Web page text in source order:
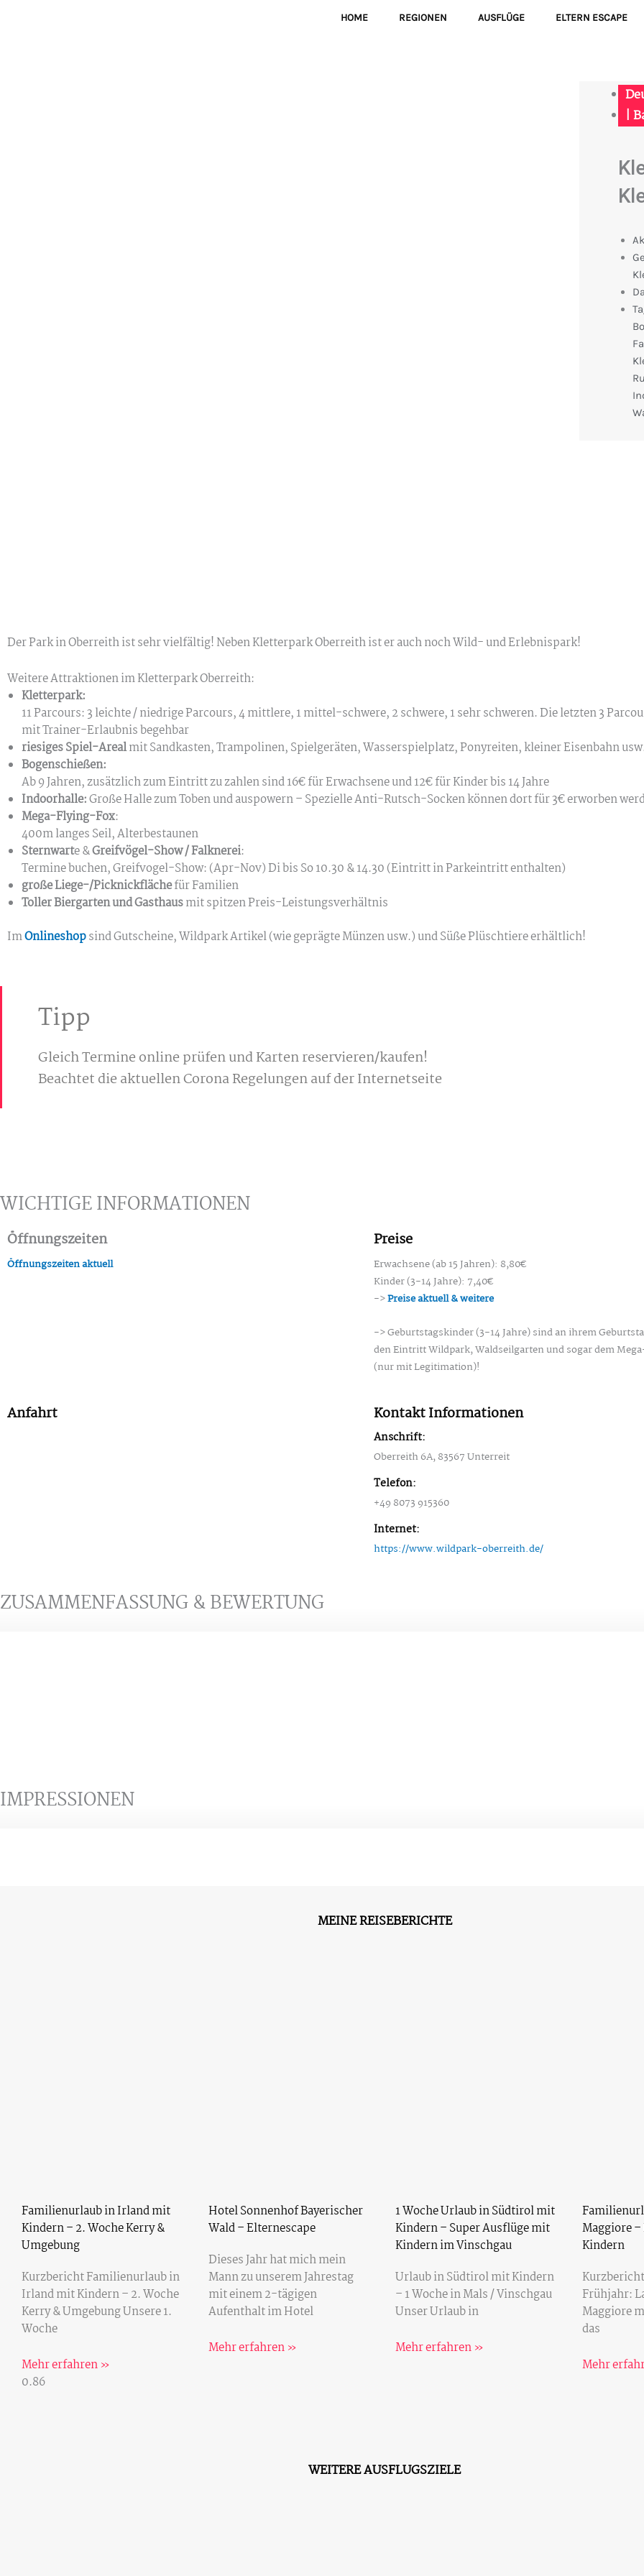
HOME REGIONEN AUSFLÜGE ELTERN ESCAPE
|
Der Park in Oberreith ist sehr vielfältig! Neben Kletterpark Oberreith ist er auch noch Wild- und Erlebnispark!
Weitere Attraktionen im Kletterpark Oberreith:
Kletterpark:
11 Parcours: 3 leichte / niedrige Parcours, 4 mittlere, 1 mittel-schwere, 2 schwere, 1 sehr schweren. Die letzten 3
mit Trainer-Erlaubnis begehbar
riesiges Spiel-Arealmit Sandkasten, Trampolinen, Spielgeräten, Wasserspielplatz, Ponyreiten, kleiner Eisenbahn
Bogenschießen:
Ab 9 Jahren, zusätzlich zum Eintritt zu zahlen sind 16€ für Erwachsene und 12€ für Kinder bis 14 Jahre
Indoorhalle:Große Halle zum Toben und auspowern – Spezielle Anti-Rutsch-Socken können dort für 3€ erworben
Mega-Flying-Fox:
400m langes Seil, Alterbestaunen
Sternwarte &Greifvögel-Show / Falknerei:
Termine buchen, Greifvogel-Show: (Apr-Nov) Di bis So 10.30 & 14.30 (Eintritt in Parkeintritt enthalten)
große Liege-/Picknickflächefür Familien
Toller Biergarten und Gasthausmit spitzen Preis-Leistungsverhältnis
ImOnlineshopsind Gutscheine, Wildpark Artikel (wie geprägte Münzen usw.) und Süße Plüschtiere erhältlich!
Tipp
Gleich Termine online prüfen und Karten reservieren/kaufen!
Beachtet die aktuellen Corona Regelungen auf der Internetseite
WICHTIGE INFORMATIONEN
Öffnungszeiten
Öffnungszeiten aktuell
Preise
Erwachsene (ab 15 Jahren): 8,80€
Kinder (3-14 Jahre): 7,40€
->Preise aktuell & weitere
-> Geburtstagskinder (3-14 Jahre) sind an ihrem
den Eintritt Wildpark, Waldseilgarten und sogar dem
(nur mit Legitimation)!
Anfahrt Kontakt Informationen
Anschrift:
Oberreith 6A, 83567 Unterreit
Telefon:
+49 8073 915360
Internet:
https://www.wildpark-oberreith.de/
ZUSAMMENFASSUNG & BEWERTUNG
IMPRESSIONEN
MEINE REISEBERICHTE
Familienurlaub in Irland mit
Kindern – 2. Woche Kerry &
Umgebung
Kurzbericht Familienurlaub in
Irland mit Kindern – 2. Woche
Kerry & Umgebung Unsere 1.
Woche
Mehr erfahren »
Hotel Sonnenhof Bayerischer
Wald – Elternescape
Dieses Jahr hat mich mein
Mann zu unserem Jahrestag
mit einem 2-tägigen
Aufenthalt im Hotel
Mehr erfahren »
1 Woche Urlaub in Südtirol mit
Kindern – Super Ausflüge mit
Kindern im Vinschgau
Urlaub in Südtirol mit Kindern
– 1 Woche in Mals / Vinschgau
Unser Urlaub in
Mehr erfahren »
Maggiore
Kindern
Frühjahr:
Maggiore
das
Mehr
WEITERE AUSFLUGSZIELE